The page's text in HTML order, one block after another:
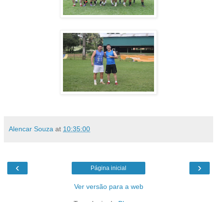
Alencar Souza at 10:35:00
‹ ›
Página inicial
Ver versão para a web